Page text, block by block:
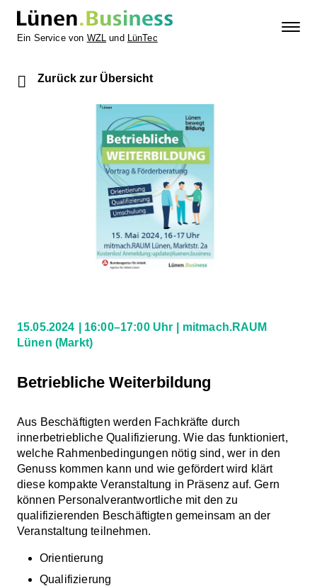
Ein Service von WZL und LünTec
Zurück zur Übersicht
15.05.2024 16:00–17:00 Uhr
mitmach.RAUM
Lünen (Markt)
Betriebliche Weiterbildung
Aus Beschäftigten werden Fachkräfte durch
innerbetriebliche Qualifizierung. Wie das funktioniert,
welche Rahmenbedingungen nötig sind, wer in den
Genuss kommen kann und wie gefördert wird klärt
diese kompakte Veranstaltung in Präsenz auf. Gern
können Personalverantwortliche mit den zu
qualifizierenden Beschäftigten gemeinsam an der
Veranstaltung teilnehmen.
Orientierung
Qualifizierung